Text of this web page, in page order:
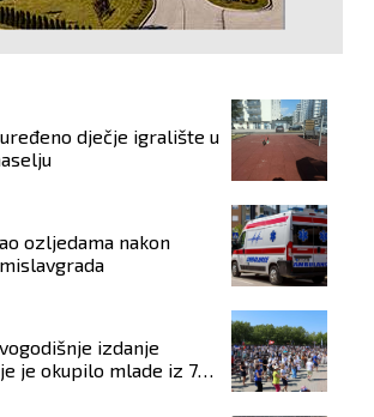
dječje igralište u
ozljedama nakon
izdanje
je okupilo mlade iz 73